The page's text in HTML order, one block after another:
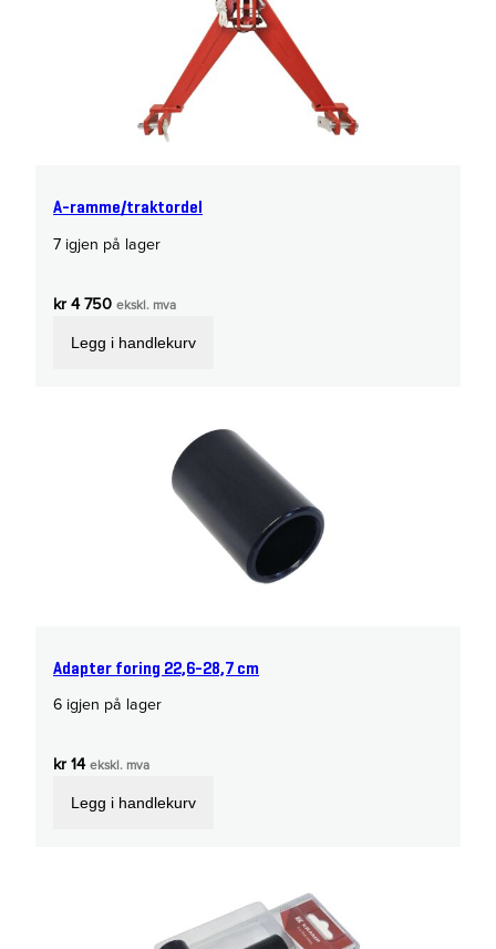
A-ramme/traktordel
7 igjen på lager
kr4 750 ekskl. mva
Legg i handlekurv
Adapter foring 22,6-28,7 cm
6 igjen på lager
kr14 ekskl. mva
Legg i handlekurv